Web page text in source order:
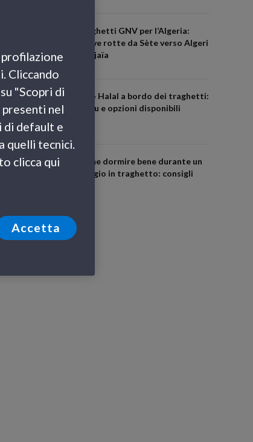
Traghetti GNV per l’Algeria:
nuove rotte da Sète verso Algeri
e Béjaïa
Cibo Halal a bordo dei traghetti:
menu e opzioni disponibili
Come dormire bene durante un
viaggio in traghetto: consigli
Cliccando
"Scopri di
nel
di default e
quelli tecnici.
clicca qui
Accetta